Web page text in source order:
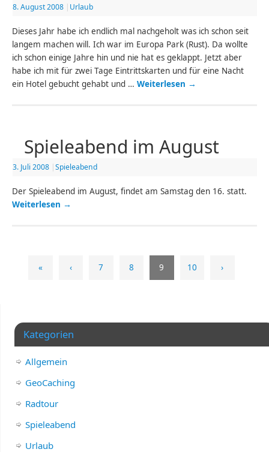
8. August 2008 | Urlaub
Dieses Jahr habe ich endlich mal nachgeholt was ich schon seit
langem machen will. Ich war im Europa Park (Rust). Da wollte
ich schon einige Jahre hin und nie hat es geklappt. Jetzt aber
habe ich mit für zwei Tage Eintrittskarten und für eine Nacht
ein Hotel gebucht gehabt und …Weiterlesen →
Spieleabend im August
3. Juli 2008 |Spieleabend
Der Spieleabend im August, findet am Samstag den 16. statt.
Weiterlesen →
« ‹ 7 8 9 10 ›
Kategorien
Allgemein
GeoCaching
Radtour
Spieleabend
Urlaub